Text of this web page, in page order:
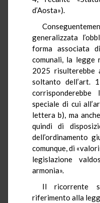
d’Aosta»).
generalizzata
forma associata
comunali, la legge
2025 risulterebbe
soltanto dell’art.
speciale di cui
lettera b), ma
quindi di
dell’ordinamento
comunque, di
legislazione
armonia».
Il ricorrente
riferimento alla